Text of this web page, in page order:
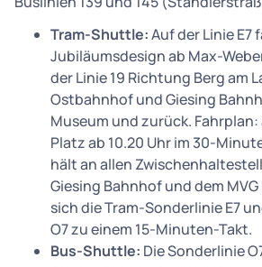
Tram-Shuttle:Auf der Linie E7
Jubiläumsdesign ab Max-
der Linie 19 Richtung Berg am
Ostbahnhof und Giesing
Museum und zurück.
Platz ab 10.20 Uhr im 30-
hält an allen
Giesing Bahnhof und dem
sich die Tram-Sonderlinie E7
O7 zu einem 15-Minuten-Takt.
Bus-Shuttle: Die Sonderlinie